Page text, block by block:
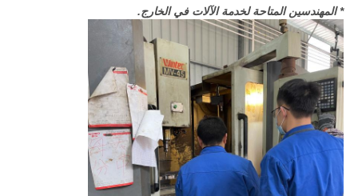
* المهندسين المتاحة لخدمة الآلات في الخارج.